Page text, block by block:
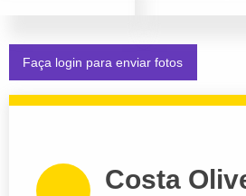
Faça login para enviar fotos
Costa